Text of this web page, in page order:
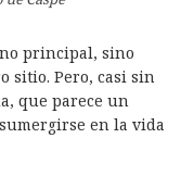
principal, sino
sitio. Pero, casi sin
que parece un
en la vida